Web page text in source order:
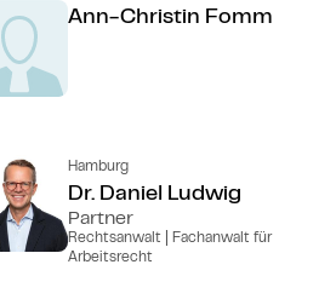
Ann-Christin Fomm
Hamburg
Dr. Daniel Ludwig
Partner
Rechtsanwalt | Fachanwalt für
Arbeitsrecht